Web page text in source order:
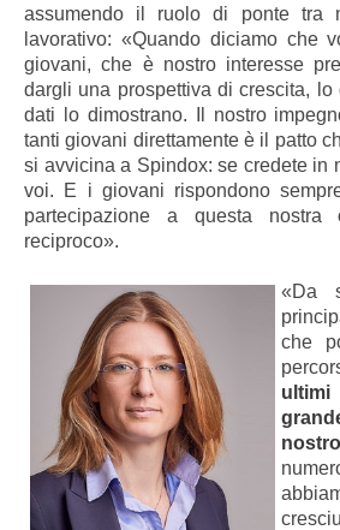
assumendo il ruolo di ponte tra
lavorativo: «Quando diciamo che
giovani, che è nostro interesse
dargli una prospettiva di crescita,
dati lo dimostrano. Il nostro
tanti giovani direttamente è il patto
si avvicina a Spindox: se credete in
voi. E i giovani rispondono
partecipazione a questa nostra
reciproco».
«Da
che